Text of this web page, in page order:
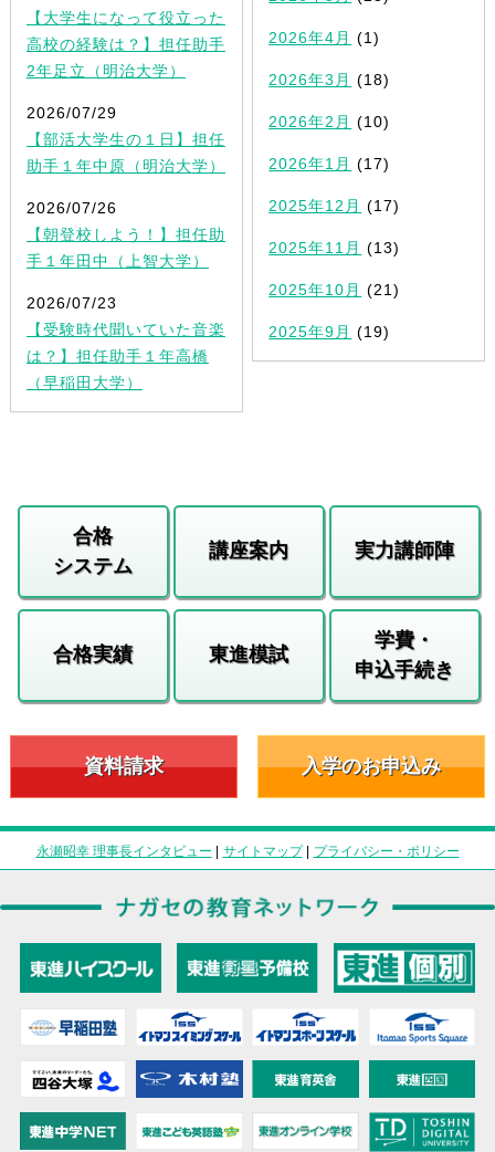
【大学生になって役立った
高校の経験は？】担任助手
2年足立（明治大学）
2026/07/29
【部活大学生の１日】担任
助手１年中原（明治大学）
2026/07/26
【朝登校しよう！】担任助
手１年田中（上智大学）
2026/07/23
【受験時代聞いていた音楽
は？】担任助手１年高橋
（早稲田大学）
2026年4月 (1)
2026年3月 (18)
2026年2月 (10)
2026年1月 (17)
2025年12月 (17)
2025年11月 (13)
2025年10月 (21)
2025年9月 (19)
合格
システム
講座案内 実力講師陣
合格実績 東進模試
学費・
申込手続き
資料請求 入学のお申込み
永瀬昭幸 理事長インタビュー | サイトマップ| プライバシー・ポリシー